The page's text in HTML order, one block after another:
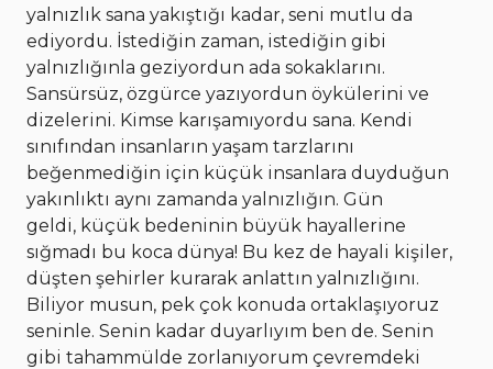
yalnızlık sana yakıştığı kadar, seni mutlu da
ediyordu. İstediğin zaman, istediğin gibi
yalnızlığınla geziyordun ada sokaklarını.
Sansürsüz, özgürce yazıyordun öykülerini ve
dizelerini. Kimse karışamıyordu sana. Kendi
sınıfından insanların yaşam tarzlarını
beğenmediğin için küçük insanlara duyduğun
yakınlıktı aynı zamanda yalnızlığın. Gün
geldi, küçük bedeninin büyük hayallerine
sığmadı bu koca dünya! Bu kez de hayali kişiler,
düşten şehirler kurarak anlattın yalnızlığını.
Biliyor musun, pek çok konuda ortaklaşıyoruz
seninle. Senin kadar duyarlıyım ben de. Senin
gibi tahammülde zorlanıyorum çevremdeki